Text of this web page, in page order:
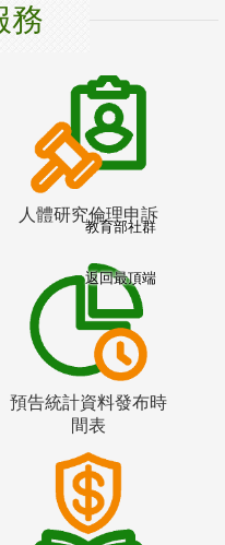
務
人體研究倫理申訴
預告統計資料發布時
間表
教育部社群
返回最頂端